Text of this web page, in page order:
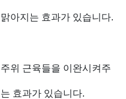
아지는 효과가 있습니다.
위 근육들을 이완시켜주
효과가 있습니다.